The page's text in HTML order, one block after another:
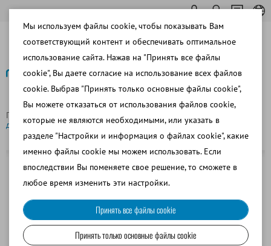
Главная страница
Зонд EA Group 1" для электроэякулятора
для баранов
Назад
Мы используем файлы cookie, чтобы показывать Вам
соответствующий контент и обеспечивать оптимальное
использование сайта. Нажав на "Принять все файлы
cookie", Вы даете согласие на использование всех файлов
cookie. Выбрав "Принять только основные файлы cookie",
Вы можете отказаться от использования файлов cookie,
которые не являются необходимыми, или указать в
разделе "Настройки и информация о файлах cookie", какие
именно файлы cookie мы можем использовать. Если
впоследствии Вы поменяете свое решение, то сможете в
любое время изменить эти настройки.
Принять все файлы cookie
Принять только основные файлы cookie